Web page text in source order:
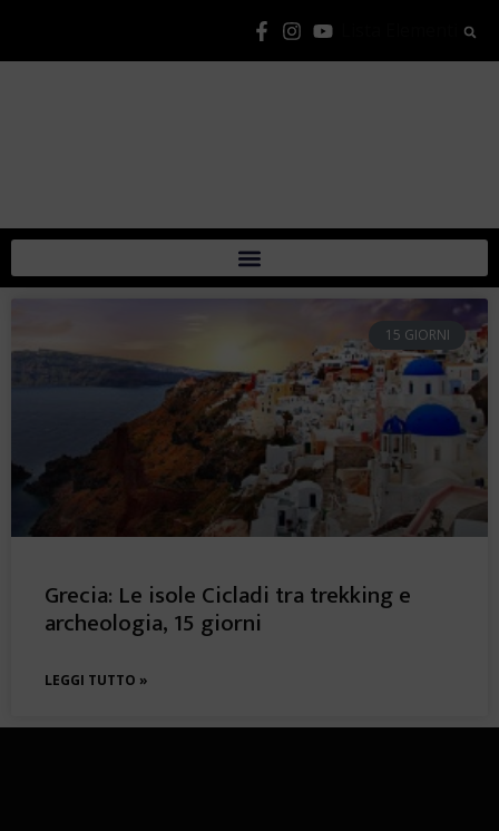
15 GIORNI
Grecia: Le isole Cicladi tra trekking e
archeologia, 15 giorni
LEGGI TUTTO »